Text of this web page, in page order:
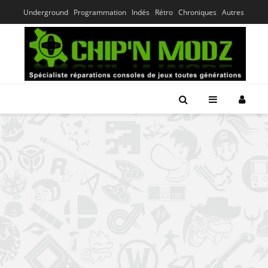
Underground Programmation Indés Rétro Chroniques Autres